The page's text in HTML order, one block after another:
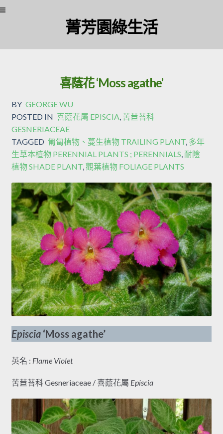
菁芳園綠生活
喜蔭花 ‘Moss agathe’
BY GEORGE WU
POSTED IN 喜蔭花屬 EPISCIA, 苦苣苔科
GESNERIACEAE
TAGGED 匍匐植物、蔓生植物 TRAILING PLANT, 多年
生草本植物 PERENNIAL PLANTS ; PERENNIALS,耐陰
植物 SHADE PLANT,觀葉植物 FOLIAGE PLANTS
Episcia‘Moss agathe’
英名 : Flame Violet
苦苣苔科 Gesneriaceae / 喜蔭花屬 Episcia